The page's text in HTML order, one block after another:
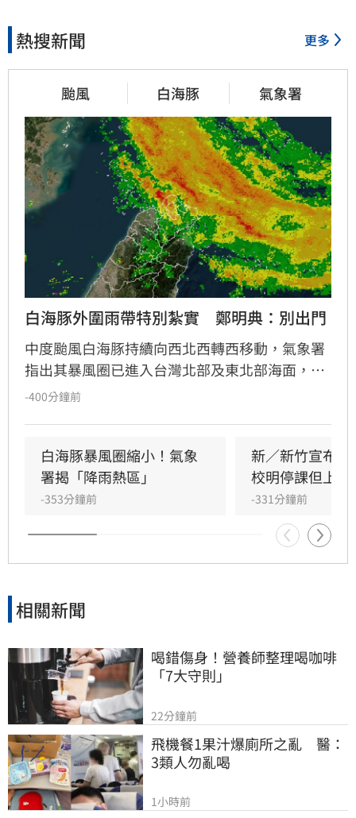
熱搜新聞 更多
颱風 白海豚 氣象署
白海豚外圍雨帶特別紮實　鄭明典：別出門
中度颱風白海豚持續向西北西轉西移動，氣象署
指出其暴風圈已進入台灣北部及東北部海面，構
成明顯威脅。氣象粉專「台灣颱風論壇」提醒，
眾今晚避免外出，強調雨帶伴隨強陣風，需特別
留意掉落物與斷樹等潛在危險，請民眾務必做好
防颱準備，並密切關注最新天氣預報以確保安
-400分鐘前
白海豚暴風圈縮小！氣象
署揭「降雨熱區」
-353分鐘前
新／新竹宣布
校明停課但上班
-331分鐘前
相關新聞
喝錯傷身！營養師整理喝咖啡
「7大守則」
22分鐘前
飛機餐1果汁爆廁所之亂　醫：
3類人勿亂喝
1小時前